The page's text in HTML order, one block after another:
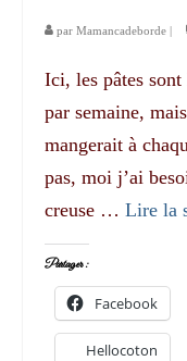
par Mamancadeborde |
Ici, les pâtes
par semaine,
mangerait à
pas, moi j’ai
creuse … Lire la
Partager :
Facebook
Hellocoton